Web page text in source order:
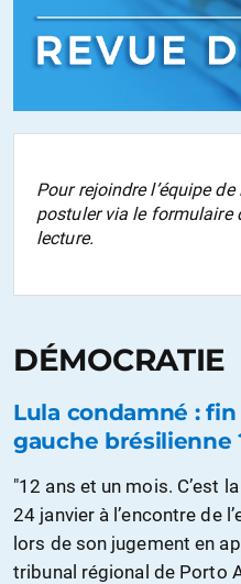
Pour rejoindre l’équipe
postuler via le formulaire
lecture.
DÉMOCRATIE
Lula condamné :
gauche brésilienne
"12 ans et un mois. C’est
24 janvier à l’encontre de
lors de son jugement en
tribunal régional de Porto